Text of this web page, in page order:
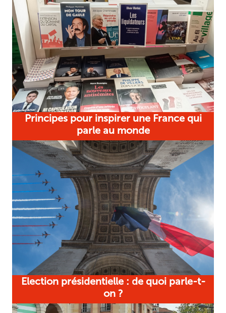
Principes pour inspirer une France qui
parle au monde
Election présidentielle : de quoi parle-t-
on ?